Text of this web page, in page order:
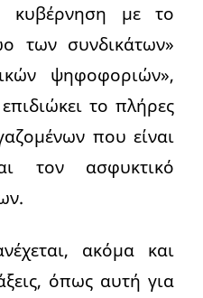
κυβέρνηση με το
των συνδικάτων»
ψηφοφοριών»,
το πλήρες
που είναι
τον ασφυκτικό
ακόμα και
όπως αυτή για